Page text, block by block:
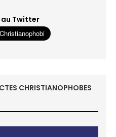
Twitter
CHRISTIANOPHOBES